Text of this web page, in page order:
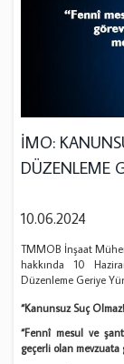
İMO:
DÜZENLEME
10.06.2024
TMMOB İnşaat
hakkında 10
Düzenleme Geriye
“Kanunsuz Suç
“Fennî mesul ve
geçerli olan